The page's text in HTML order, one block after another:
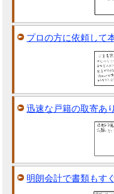
プロの方に依頼して
迅速な戸籍の取寄あ
明朗会計で書類もす